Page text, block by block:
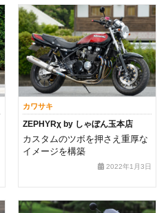
カワサキ
ZEPHYRχ by しゃぼん玉本店
カスタムのツボを押さえ重厚な
イメージを構築
2022年1月3日